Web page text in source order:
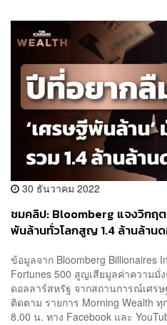
30 ธันวาคม 2022
ชมคลิป: Bloomberg แจงวิกฤ
พันล้านทั่วโลกสูญ 1.4 ล้านล้าน
ข้อมูลจาก Bloomberg Billionaires
Fortunes 500 สูญเสียมูลค่าความมั่
ดอลลาร์สหรัฐ จากสถานการณ์เศรษ
ติดตาม รายการ Morning Wealth
8.00 น. ทาง Facebook และ